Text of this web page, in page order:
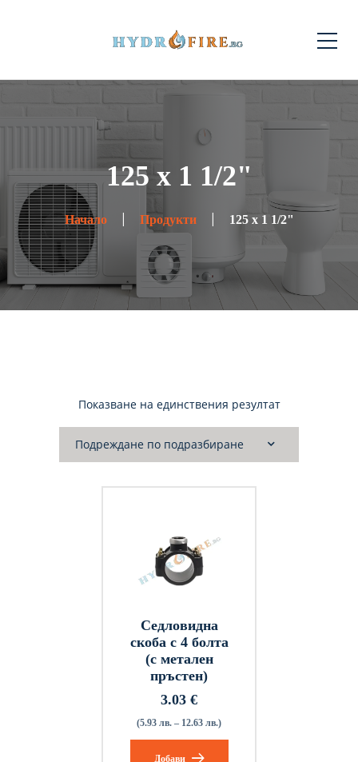
125 x 1 1/2"
Начало Продукти 125 x 1 1/2"
Показване на единствения резултат
Седловидна
скоба с 4 болта
(с метален
пръстен)
3.03 €
(5.93 лв. – 12.63 лв.)
Добави